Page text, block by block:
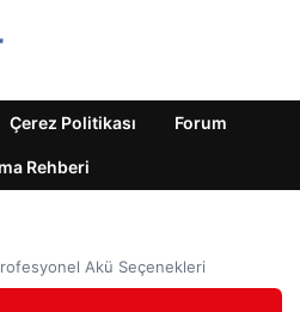
Çerez Politikası Forum
Rehberi
Akü Seçenekleri